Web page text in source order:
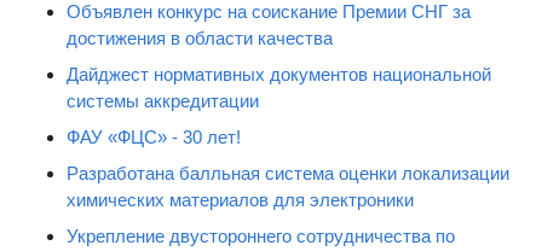
Объявлен конкурс на соискание Премии СНГ за
достижения в области качества
Дайджест нормативных документов национальной
системы аккредитации
ФАУ «ФЦС» - 30 лет!
Разработана балльная система оценки локализации
химических материалов для электроники
Укрепление двустороннего сотрудничества по